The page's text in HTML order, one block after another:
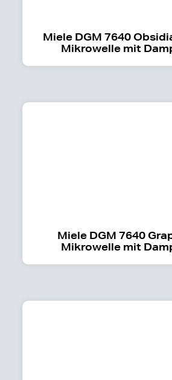
Miele DGM 7640
Mikrowelle mit
Miele DGM 7640
Mikrowelle mit